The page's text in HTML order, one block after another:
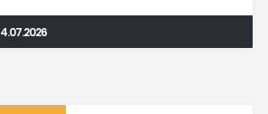
4.07.2026